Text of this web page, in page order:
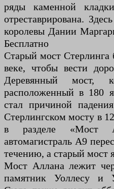
ряды каменной
отреставрирована.
королевы Дании
Бесплатно
Старый мост Стерлинга
веке, чтобы вести
Деревянный мост,
расположенный в 180
стал причиной
Стерлингском мосту в
в разделе «Мост
автомагистраль A9
течению, а старый мост
Мост Аллана лежит
памятник Уоллесу и